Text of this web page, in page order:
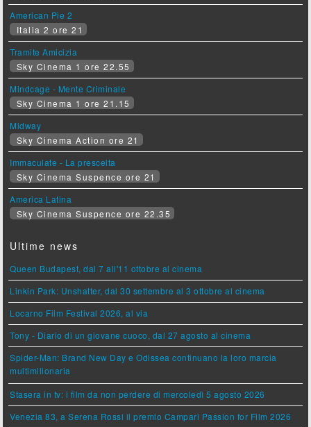
American Pie 2
Italia 2 ore 21
Tramite Amicizia
Sky Cinema 1 ore 22.55
Mindcage - Mente Criminale
Sky Cinema 1 ore 21.15
Midway
Sky Cinema Action ore 21
Immaculate - La prescelta
Sky Cinema Suspence ore 21
America Latina
Sky Cinema Suspence ore 22.35
Ultime news
Queen Budapest, dal 7 all'11 ottobre al cinema
Linkin Park: Unshatter, dal 30 settembre al 3 ottobre al cinema
Locarno Film Festival 2026, al via
Tony - Diario di un giovane cuoco, dal 27 agosto al cinema
Spider-Man: Brand New Day e Odissea continuano la loro marcia
multimilionaria
Stasera in tv: i film da non perdere di mercoledì 5 agosto 2026
Venezia 83, a Serena Rossi il premio Campari Passion for Film 2026